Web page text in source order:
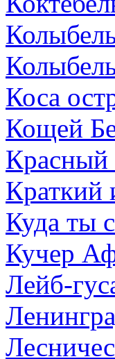
Коса
Кощей
Краткий
Куда ты
Кучер
Лейб-